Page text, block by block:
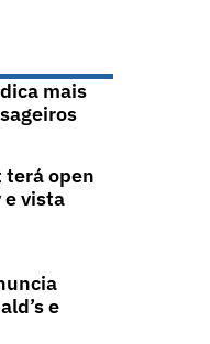
mais
terá open
e vista
e